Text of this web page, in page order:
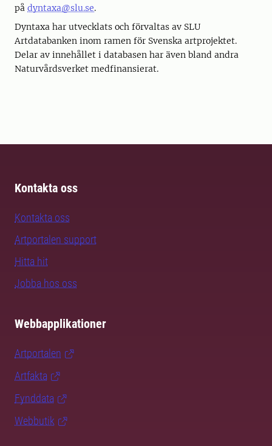
på dyntaxa@slu.se.
Dyntaxa har utvecklats och förvaltas av SLU
Artdatabanken inom ramen för Svenska artprojektet.
Delar av innehållet i databasen har även bland andra
Naturvårdsverket medfinansierat.
Kontakta oss
Kontakta oss
Artportalen support
Hitta hit
Jobba hos oss
Webbapplikationer
Artportalen
Artfakta
Fynddata
Webbutik